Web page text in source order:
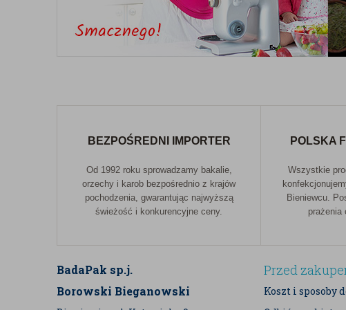
BEZPOŚREDNI IMPORTER
Od 1992 roku sprowadzamy bakalie,
orzechy i karob bezpośrednio z krajów
pochodzenia, gwarantując najwyższą
świeżość i konkurencyjne ceny.
POLSKA
Wszystkie
Bieniewcu.
prażenia
BadaPak sp.j.
Borowski Bieganowski
Przed
Koszt i sposoby